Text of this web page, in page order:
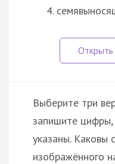
Выберите три
запишите
указаны. Каковы
изображённого